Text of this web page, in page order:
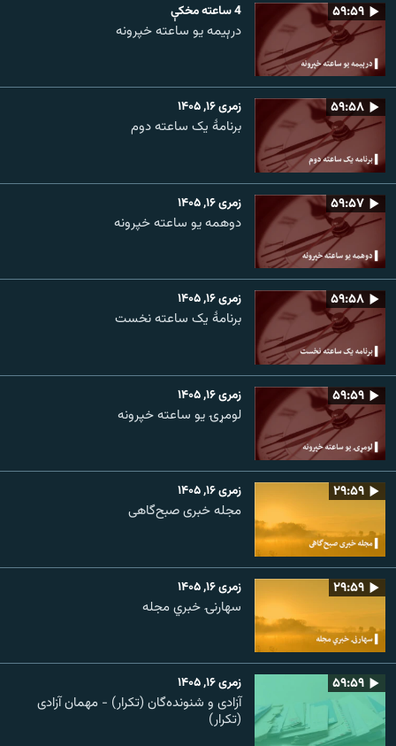
۵۹:۵۹ 4 ساعته مخکې
درېیمه یو ساعته خپرونه
۵۹:۵۸ زمری ۱۶, ۱۴۰۵
برنامۀ یک ساعته دوم
۵۹:۵۷ زمری ۱۶, ۱۴۰۵
دوهمه یو ساعته خپرونه
۵۹:۵۸ زمری ۱۶, ۱۴۰۵
برنامۀ یک ساعته نخست
۵۹:۵۹ زمری ۱۶, ۱۴۰۵
لومړۍ یو ساعته خپرونه
۲۹:۵۹ زمری ۱۶, ۱۴۰۵
مجله خبری صبح‌گاهی
۲۹:۵۹ زمری ۱۶, ۱۴۰۵
سهارنۍ خبري مجله
۵۹:۵۹ زمری ۱۶, ۱۴۰۵
آزادی و شنونده‌گان (تکرار) - مهمان آزادی
(تکرار)